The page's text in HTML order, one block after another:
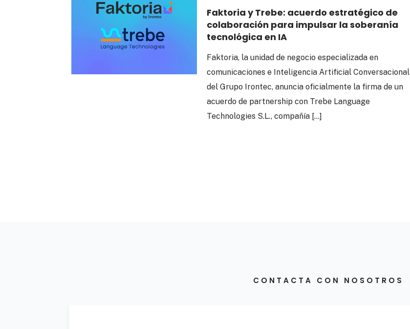
Faktoria y Trebe: acuerdo estratégico de
colaboración para impulsar la soberanía
tecnológica en IA
Faktoria, la unidad de negocio especializada en
comunicaciones e Inteligencia Artificial Conversacional
del Grupo Irontec, anuncia oficialmente la firma de un
acuerdo de partnership con Trebe Language
Technologies S.L., compañía[…]
CONTACTA CON NOSOTROS